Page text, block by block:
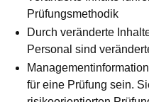
Prüfungsmethodik
Durch veränderte
Personal sind
für eine Prü­fung sein.